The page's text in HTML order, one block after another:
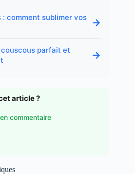
comment sublimer vos
→
parfait et
→
article ?
commentaire